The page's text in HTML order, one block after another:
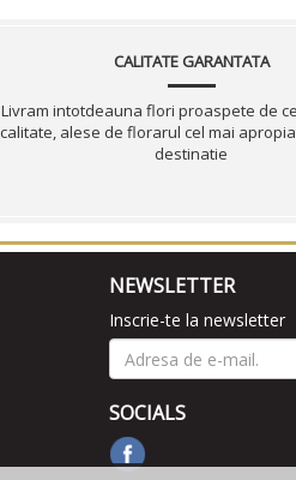
CALITATE GARANTATA
Livram intotdeauna flori proaspete de
calitate, alese de florarul cel mai
destinatie
NEWSLETTER
Inscrie-te la newsletter
SOCIALS